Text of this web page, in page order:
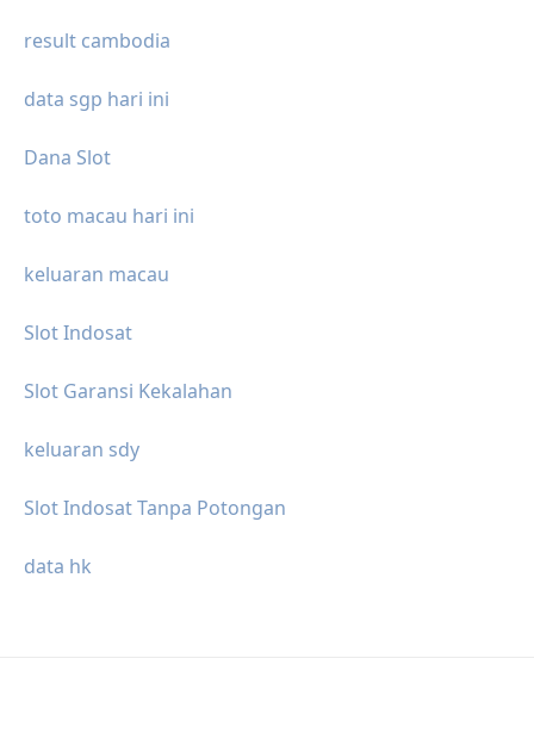
result cambodia
data sgp hari ini
Dana Slot
toto macau hari ini
keluaran macau
Slot Indosat
Slot Garansi Kekalahan
keluaran sdy
Slot Indosat Tanpa Potongan
data hk